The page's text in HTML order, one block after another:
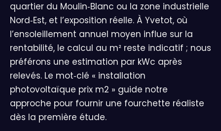
quartier du Moulin‑Blanc ou la zone industrielle
Nord‑Est, et l’exposition réelle. À Yvetot, où
l’ensoleillement annuel moyen influe sur la
rentabilité, le calcul au m² reste indicatif ; nous
préférons une estimation par kWc après
relevés. Le mot‑clé « installation
photovoltaïque prix m2 » guide notre
approche pour fournir une fourchette réaliste
dès la première étude.